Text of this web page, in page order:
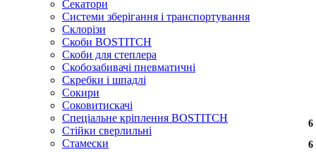
Секатори
Системи зберігання і транспортування
Склорізи
Скоби BOSTITCH
Скоби для степлера
Скобозабивачі пневматичні
Скребки і шпадлі
Сокири
Соковитискачі
Спеціальне кріплення BOSTITCH
Стійки сверлильні
Стамески
6
6
6
6
6
6
6
6